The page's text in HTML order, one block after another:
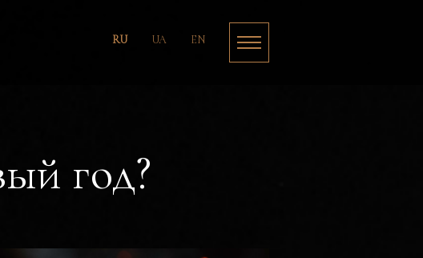
RU UA EN
год?